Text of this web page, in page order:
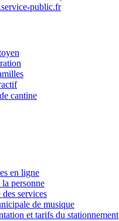
cantine
en ligne
la personne
services
de musique
et tarifs du stationnement